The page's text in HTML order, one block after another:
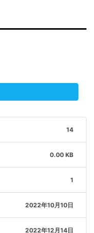
14
0.00 KB
1
2022年10月10日
2022年12月14日